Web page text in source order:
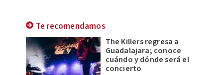
Te recomendamos
The Killers regresa a
Guadalajara; conoce
cuándo y dónde será el
concierto